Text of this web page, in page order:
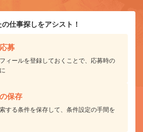
仕事探しをアシスト！
募
ィールを登録しておくことで、応募時の
保存
する条件を保存して、条件設定の手間を